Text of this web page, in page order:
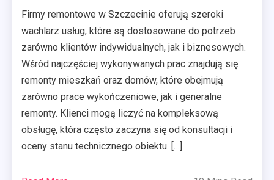
Firmy remontowe w Szczecinie oferują szeroki
wachlarz usług, które są dostosowane do potrzeb
zarówno klientów indywidualnych, jak i biznesowych.
Wśród najczęściej wykonywanych prac znajdują się
remonty mieszkań oraz domów, które obejmują
zarówno prace wykończeniowe, jak i generalne
remonty. Klienci mogą liczyć na kompleksową
obsługę, która często zaczyna się od konsultacji i
oceny stanu technicznego obiektu. […]